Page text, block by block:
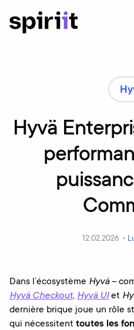
Hyvä
12.02.2026 •
Dans l’écosystème Hyvä–
Hyvä Checkout, Hyvä UIet
dernière brique joue un rôle
qui nécessitent toutes les